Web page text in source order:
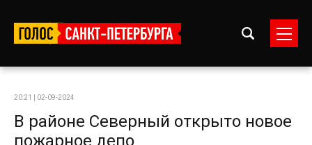
20:21 | 02-09-2024
В районе Северный открыто новое
пожарное депо